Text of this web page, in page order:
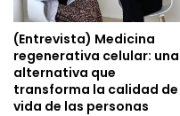
(Entrevista) Medicina
regenerativa celular: una
alternativa que
transforma la calidad de
vida de las personas